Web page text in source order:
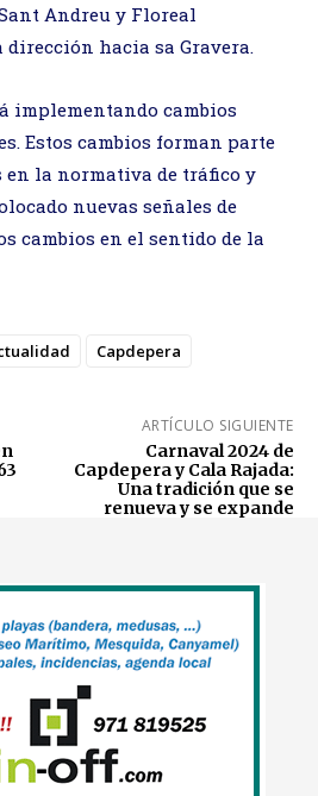
Andreu y Floreal
hacia sa Gravera.
implementando cambios
Estos cambios forman parte
en la normativa de tráfico y
nuevas señales de
cambios en el sentido de la
Capdepera
ARTÍCULO SIGUIENTE
Carnaval 2024 de
Capdepera y Cala Rajada:
Una tradición que se
renueva y se expande